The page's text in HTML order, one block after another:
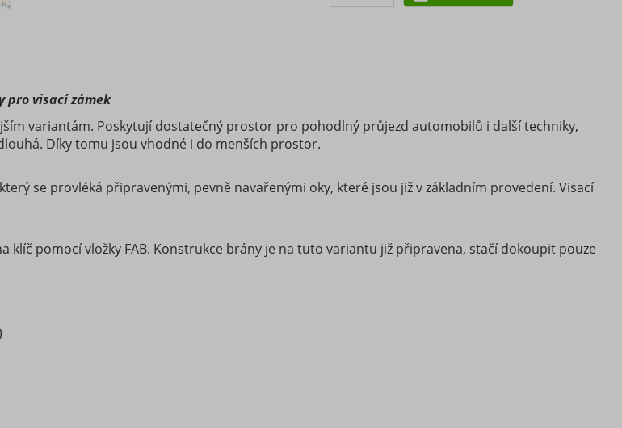
pro visací zámek
variantám. Poskytují dostatečný prostor pro pohodlný průjezd automobilů i další techniky,
Díky tomu jsou vhodné i do menších prostor.
se provléká připravenými, pevně navařenými oky, které jsou již v základním provedení. Visací
klíč pomocí vložky FAB. Konstrukce brány je na tuto variantu již připravena, stačí dokoupit pouze